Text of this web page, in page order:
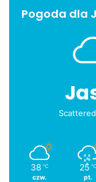
Pogoda dla
38 ℃
czw.
25 ℃
pt.